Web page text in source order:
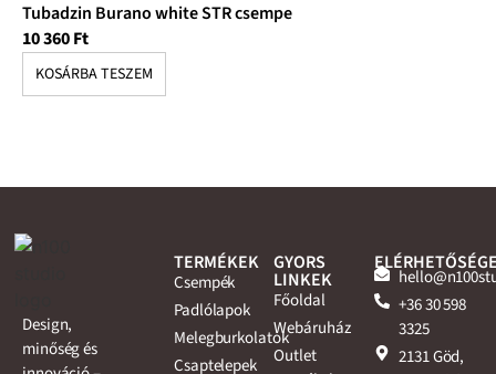
Tubadzin Burano white STR csempe
10 360Ft
KOSÁRBA TESZEM
Design,
minőség és
TERMÉKEK
Csempék
Padlólapok
Melegburkolatok
Csaptelepek
GYORS
LINKEK
Főoldal
Webáruház
Outlet
+36 30 598
3325
2131 Göd,